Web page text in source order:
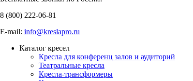
8 (800) 222-06-81
E-mail: info@kreslapro.ru
Каталог кресел
Кресла для конференц залов и аудиторий
Театральные кресла
Кресла-трансформеры